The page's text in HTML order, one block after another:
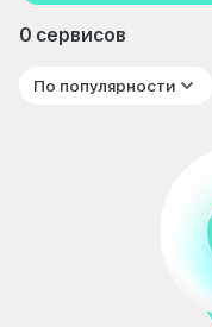
0 сервисов
По популярности